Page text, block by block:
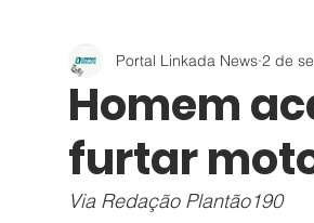
Policial Bocaiúva do Sul
Homem
furtar
Portal Linkada News 2 de
Via Redação Plantão190